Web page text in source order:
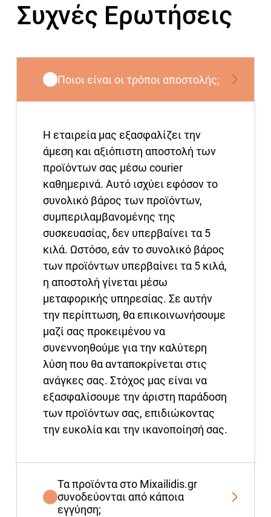
Συχνές Ερωτήσεις
Ποιοι είναι οι τρόποι αποστολής;
Η εταιρεία μας εξασφαλίζει την
άμεση και αξιόπιστη αποστολή των
προϊόντων σας μέσω courier
καθημερινά. Αυτό ισχύει εφόσον το
συνολικό βάρος των προϊόντων,
συμπεριλαμβανομένης της
συσκευασίας, δεν υπερβαίνει τα 5
κιλά. Ωστόσο, εάν το συνολικό βάρος
των προϊόντων υπερβαίνει τα 5 κιλά,
η αποστολή γίνεται μέσω
μεταφορικής υπηρεσίας. Σε αυτήν
την περίπτωση, θα επικοινωνήσουμε
μαζί σας προκειμένου να
συνεννοηθούμε για την καλύτερη
λύση που θα ανταποκρίνεται στις
ανάγκες σας. Στόχος μας είναι να
εξασφαλίσουμε την άριστη παράδοση
των προϊόντων σας, επιδιώκοντας
την ευκολία και την ικανοποίησή σας.
Τα προϊόντα στο Mixailidis.gr
συνοδεύονται από κάποια
εγγύηση;